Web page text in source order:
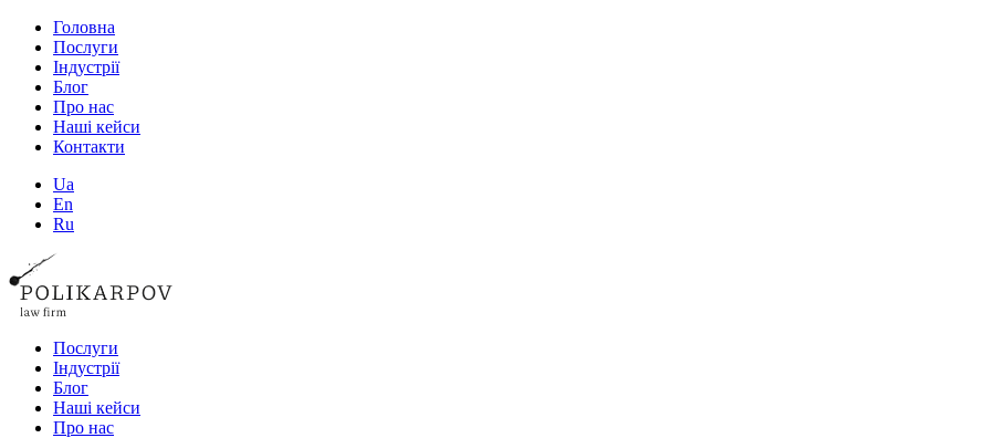
Головна
Послуги
Індустрії
Блог
Про нас
Наші кейси
Контакти
Ua
En
Ru
Послуги
Індустрії
Блог
Наші кейси
Про нас